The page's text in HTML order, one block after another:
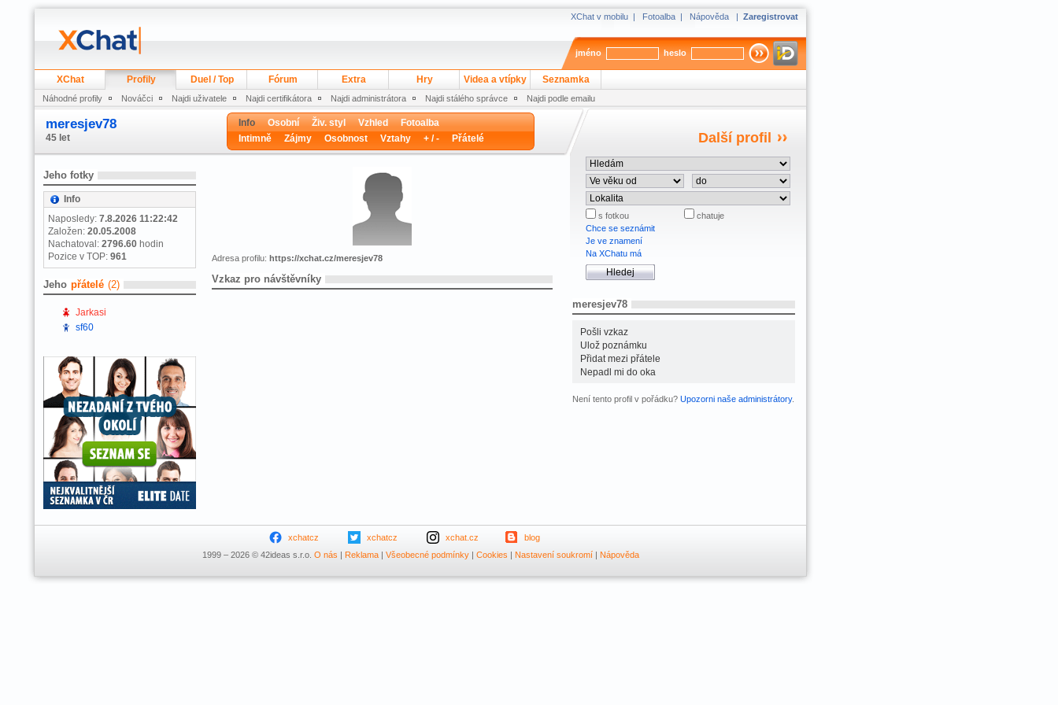
XChat v mobilu | Fotoalba | Nápověda | Zaregistrovat
jméno heslo
XChat Profily Duel / Top Fórum Extra Hry Videa a vtípky Seznamka
Náhodné profily Nováčci Najdi uživatele Najdi certifikátora Najdi administrátora Najdi stálého správce Najdi podle emailu
meresjev78
45 let
Info Osobní Živ. styl Vzhled
Fotoalba
Intimně
Zájmy Osobnost Vztahy + / - Přátelé Další profil
Jeho fotky
Info
Naposledy: 7.8.2026 11:22:42
Založen: 20.05.2008
Nachatoval: 2796.60 hodin
Pozice v TOP: 961
Jeho přátelé (2)
Jarkasi
sf60
Adresa profilu: https://xchat.cz/meresjev78
Vzkaz pro návštěvníky
s fotkou
chatuje
Chce se seznámit
Je ve znamení
Na XChatu má
meresjev78
Pošli vzkaz
Ulož poznámku
Přidat mezi přátele
Nepadl mi do oka
Není tento profil v pořádku? Upozorni naše administrátory.
xchatcz xchatcz xchat.cz
blog
1999 – 2026 © 42ideas s.r.o. O nás | Reklama| Všeobecné podmínky| Cookies | Nastavení soukromí| Nápověda